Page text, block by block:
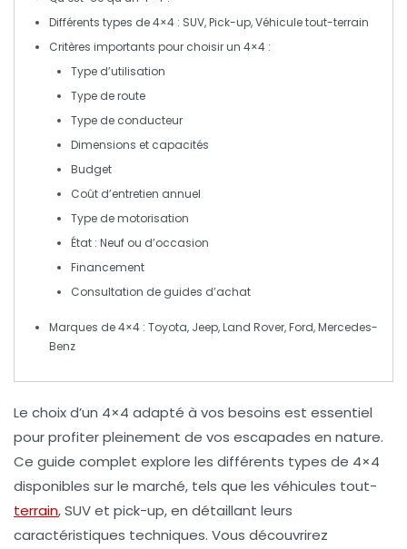
Différents types de4×4 : SUV,Pick-up,Véhicule tout-terrain
Critères importants pour choisir un 4×4 :
Type d’utilisation
Type de route
Type de conducteur
Dimensions et capacités
Budget
Coût d’entretien annuel
Type de motorisation
État : Neuf ou d’occasion
Financement
Consultation de guides d’achat
Marques de 4×4 : Toyota, Jeep, Land Rover, Ford, Mercedes-
Benz
Le choix d’un 4×4 adapté à vos besoins est essentiel
pour profiter pleinement de vos escapades en nature.
Ce guide complet explore les différents types de 4×4
disponibles sur le marché, tels que les véhicules tout-
terrain,SUVet pick-up, en détaillant leurs
caractéristiques techniques. Vous découvrirez